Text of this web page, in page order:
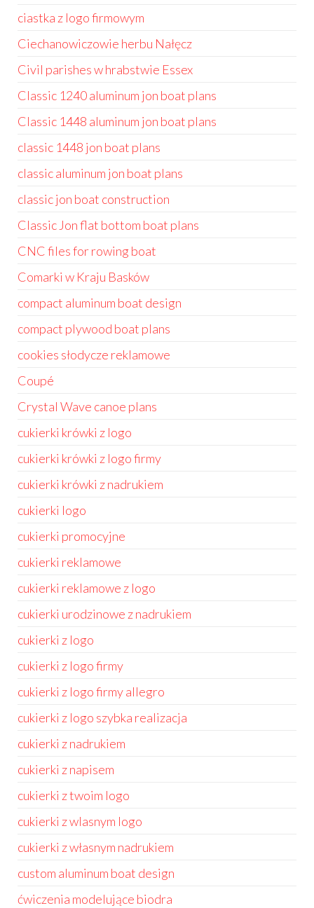
ciastka z logo firmowym
Ciechanowiczowie herbu Nałęcz
Civil parishes w hrabstwie Essex
Classic 1240 aluminum jon boat plans
Classic 1448 aluminum jon boat plans
classic 1448 jon boat plans
classic aluminum jon boat plans
classic jon boat construction
Classic Jon flat bottom boat plans
CNC files for rowing boat
Comarki w Kraju Basków
compact aluminum boat design
compact plywood boat plans
cookies słodycze reklamowe
Coupé
Crystal Wave canoe plans
cukierki krówki z logo
cukierki krówki z logo firmy
cukierki krówki z nadrukiem
cukierki logo
cukierki promocyjne
cukierki reklamowe
cukierki reklamowe z logo
cukierki urodzinowe z nadrukiem
cukierki z logo
cukierki z logo firmy
cukierki z logo firmy allegro
cukierki z logo szybka realizacja
cukierki z nadrukiem
cukierki z napisem
cukierki z twoim logo
cukierki z wlasnym logo
cukierki z własnym nadrukiem
custom aluminum boat design
ćwiczenia modelujące biodra